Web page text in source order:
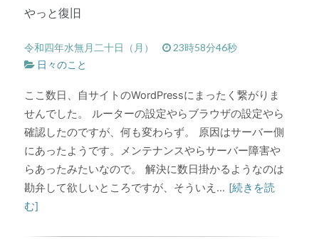
やっと復旧
令和四年水無月二十日（月）
23時58分46秒
日々のこと
ここ数日、自サイトのWordPressにまったく繋がりま
せんでした。 ルーターの設定やらブラウザの設定やら
確認したのですが、何も変わらず。 原因はサーバー側
にあったようです。メンテナンスやらサーバー障害や
らあったみたいなので。 解決に数日掛かるようなのは
勘弁して欲しいところですが、そういえ... [続きを読
む]